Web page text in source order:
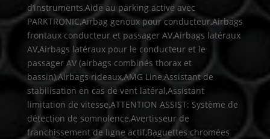
d’instruments,Aide au parking active avec
PARKTRONIC,Airbag genoux pour conducteur,Airbags
frontaux conducteur et passager AV,Airbags latéraux
AV,Airbags latéraux pour le conducteur et le
passager AV (airbags combinés thorax et
bassin),Airbags rideaux,AMG Line,Assistant de
stabilisation en cas de vent latéral,Assistant
limitation de vitesse,ATTENTION ASSIST: Système de
détection de somnolence,Avertisseur de
franchissement de ligne actif,Baguettes chromées